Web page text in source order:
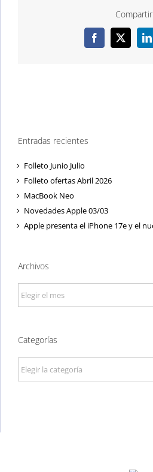
Compartir
Facebook
X
Entradas recientes
Folleto Junio Julio
Folleto ofertas Abril 2026
MacBook Neo
Novedades Apple 03/03
Apple presenta el iPhone 17e y el
Archivos
Archivos
Categorías
Categorías